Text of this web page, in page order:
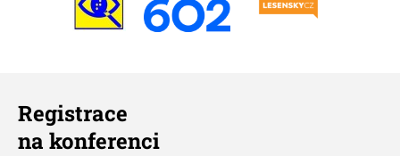
Registrace
na konferenci